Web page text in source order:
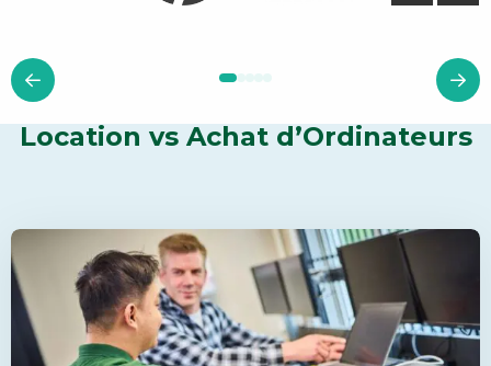
Location vs Achat d’Ordinateurs